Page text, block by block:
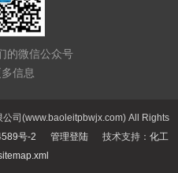
的微信公众号
信息
司(www.baoleitpbwjx.com) All Rights
号-2 管理登陆 技术支持： 化工